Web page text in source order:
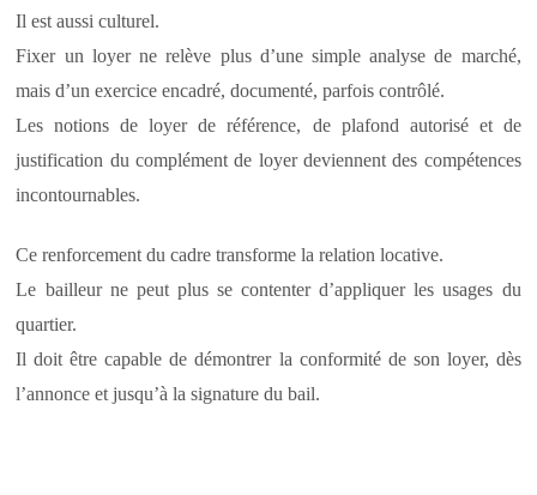
Il est aussi culturel.
Fixer un loyer ne relève plus d’une simple analyse de marché,
mais d’un exercice encadré, documenté, parfois contrôlé.
Les notions de loyer de référence, de plafond autorisé et de
justification du complément de loyer deviennent des compétences
incontournables.
Ce renforcement du cadre transforme la relation locative.
Le bailleur ne peut plus se contenter d’appliquer les usages du
quartier.
Il doit être capable de démontrer la conformité de son loyer, dès
l’annonce et jusqu’à la signature du bail.